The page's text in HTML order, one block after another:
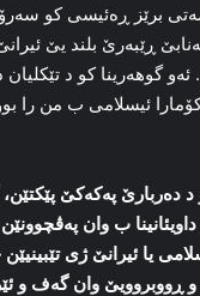
برێز ڕه‌ئیسی کو
ڕێبه‌رێ بلند یێ
گوهه‌رینا کو د
ئیسلامی ب من را بوو
ده‌ربارێ پەکەکێ
ب وان
یا ئیرانێ ژی
و ڕووبروویێ وان گه‌ف و